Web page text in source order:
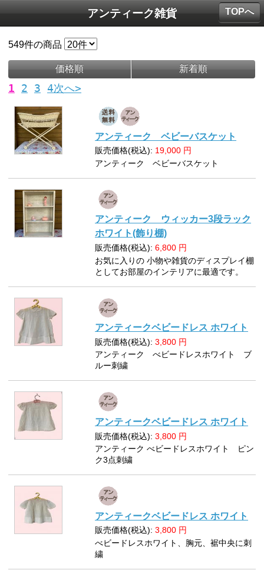
アンティーク雑貨
549件の商品
価格順 新着順
1 2 3 4次へ>
アンティーク ベビーバスケット
販売価格(税込): 19,000 円
アンティーク ベビーバスケット
アンティーク ウィッカー3段ラック
ホワイト(飾り棚)
販売価格(税込): 6,800 円
お気に入りの 小物や雑貨のディスプレイ棚
としてお部屋のインテリアに最適です。
アンティークベビードレス ホワイト
販売価格(税込): 3,800 円
アンティーク べビードレスホワイト ブ
ルー刺繍
アンティークベビードレス ホワイト
販売価格(税込): 3,800 円
アンティーク べビードレスホワイト ピン
ク3点刺繍
アンティークベビードレス ホワイト
販売価格(税込): 3,800 円
べビードレスホワイト、胸元、裾中央に刺
繍
TOPへ